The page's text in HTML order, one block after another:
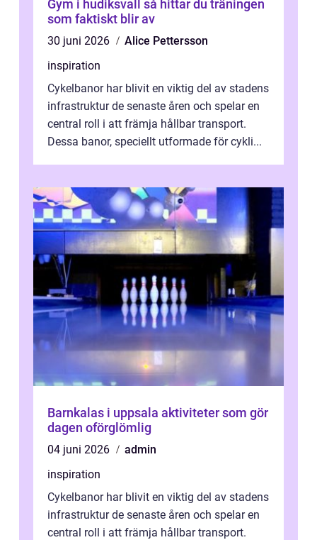
Gym i hudiksvall så hittar du träningen
som faktiskt blir av
30 juni 2026
Alice Pettersson
inspiration
Cykelbanor har blivit en viktig del av stadens
infrastruktur de senaste åren och spelar en
central roll i att främja hållbar transport.
Dessa banor, speciellt utformade för cykli...
Barnkalas i uppsala aktiviteter som gör
dagen oförglömlig
04 juni 2026
admin
inspiration
Cykelbanor har blivit en viktig del av stadens
infrastruktur de senaste åren och spelar en
central roll i att främja hållbar transport.